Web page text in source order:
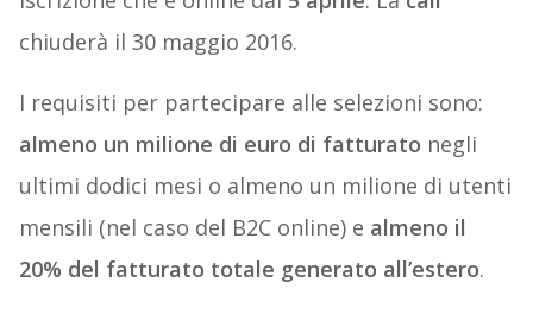
chiuderà il 30 maggio 2016.
I requisiti per partecipare alle selezioni sono:
almeno un milione di euro di fatturato negli
ultimi dodici mesi o almeno un milione di utenti
mensili (nel caso del B2C online) e almeno il
20% del fatturato totale generato all’estero.